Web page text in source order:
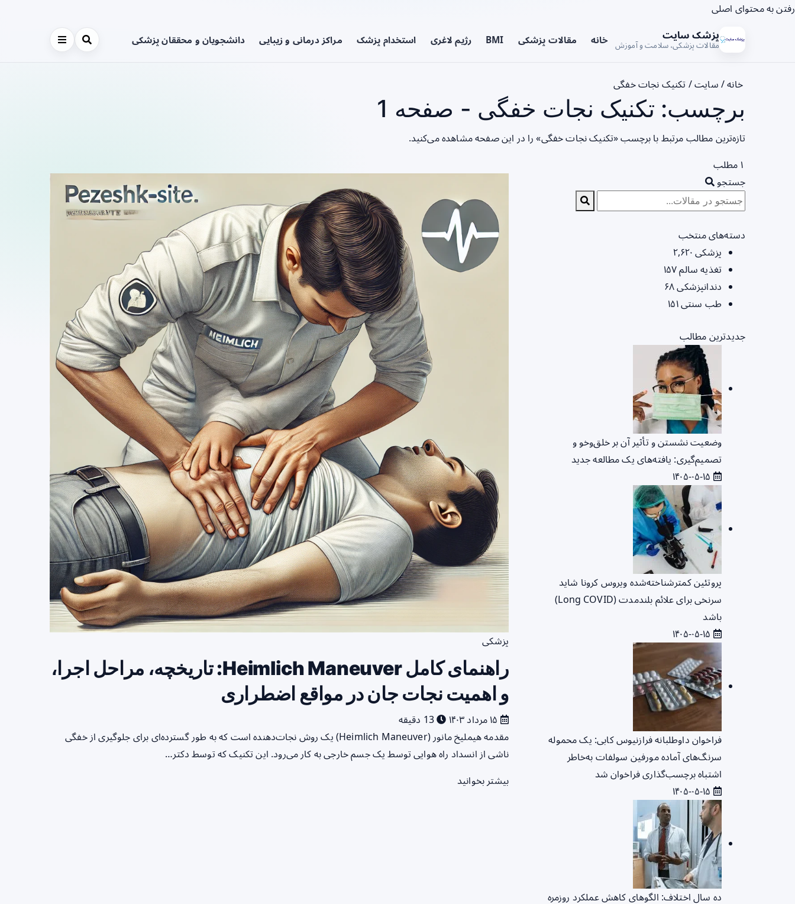
رفتن به محتوای اصلی
پزشک سایت
مقالات پزشکی، سلامت و آموزش خانه مقالات پزشکی BMI رژیم لاغری استخدام پزشک مراکز درمانی و زیبایی دانشجویان و محققان پزشکی
خانه/ سایت/ تکنیک نجات خفگی
برچسب: تکنیک نجات خفگی - صفحه 1
تازه‌ترین مطالب مرتبط با برچسب «تکنیک نجات خفگی» را در این صفحه مشاهده می‌کنید.
۱ مطلب
پزشکی
راهنمای کامل Heimlich Maneuver: تاریخچه، مراحل اجرا،
و اهمیت نجات جان در مواقع اضطراری
13 دقیقه
مقدمه هیملیخ مانور (Heimlich Maneuver) یک روش نجات‌دهنده است که به طور گسترده‌ای برای جلوگیری از خفگی
ناشی از انسداد راه هوایی توسط یک جسم خارجی به کار می‌رود. این تکنیک که توسط دکتر…
بیشتر بخوانید
جستجو
دسته‌های منتخب
پزشکی ۲,۶۲۰
تغذیه سالم۱۵۷
دندانپزشکی۶۸
طب سنتی۱۵۱
جدیدترین مطالب
وضعیت نشستن و تأثیر آن بر خلق‌وخو و
تصمیم‌گیری: یافته‌های یک مطالعه جدید
پروتئین کمترشناخته‌شده ویروس کرونا شاید
سرنخی برای علائم بلندمدت (Long COVID)
باشد
فراخوان داوطلبانه فرازنیوس کابی: یک محموله
سرنگ‌های آماده مورفین سولفات به‌خاطر
اشتباه برچسب‌گذاری فراخوان شد
ده سال اختلاف: الگوهای کاهش عملکرد روزمره